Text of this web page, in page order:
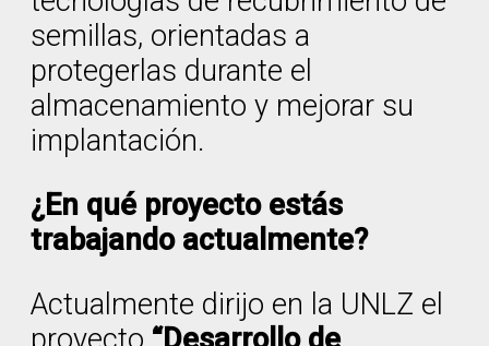
semillas, orientadas a
protegerlas durante el
almacenamiento y mejorar su
implantación.
¿En qué proyecto estás
trabajando actualmente?
Actualmente dirijo en la UNLZ el